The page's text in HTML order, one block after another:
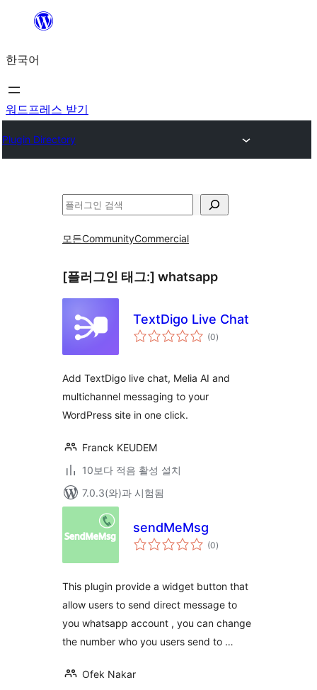
츠
로
바
가
한국어
워드프레스 받기
Plugin Directory
검
모든CommunityCommercial
[플러그인 태그:] whatsapp
TextDigo Live Chat
(0전
체)
Add TextDigo live chat, Melia AI and
multichannel messaging to your
WordPress site in one click.
Franck KEUDEM
10보다 적음 활성 설치
7.0.3(와)과 시험됨
sendMeMsg
(0전
체)
This plugin provide a widget button that
allow users to send direct message to
you whatsapp account , you can change
the number who you users send to …
Ofek Nakar